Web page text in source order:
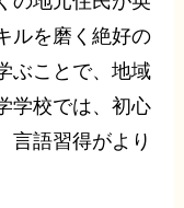
ルを磨く絶好の
ぶことで、地域
学校では、初心
言語習得がより